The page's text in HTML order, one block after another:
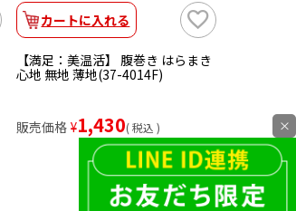
カートに入れる
【満足：美温活】 腹巻き はらまき
心地 無地 薄地(37-4014F)
販売価格 ¥1,430 税込 ×